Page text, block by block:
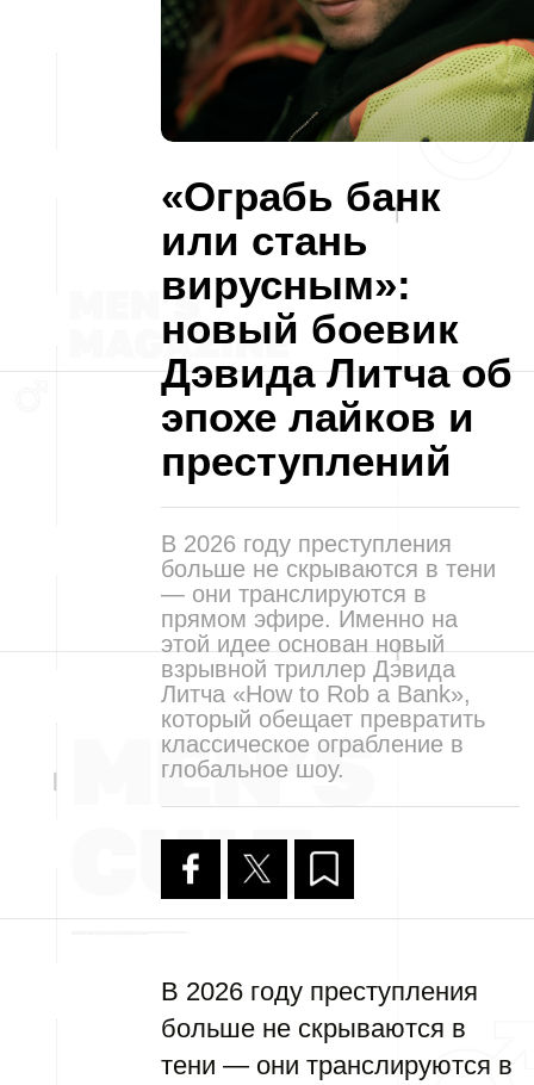
«Ограбь банк
или стань
вирусным»:
новый боевик
Дэвида Литча об
эпохе лайков и
преступлений
В 2026 году преступления
больше не скрываются в тени
— они транслируются в
прямом эфире. Именно на
этой идее основан новый
взрывной триллер Дэвида
Литча «How to Rob a Bank»,
который обещает превратить
классическое ограбление в
глобальное шоу.
В 2026 году преступления
больше не скрываются в
тени — они транслируются в